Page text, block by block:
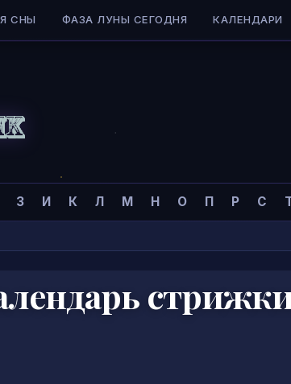
СНЫ ФАЗА ЛУНЫ СЕГОДНЯ КАЛЕНДАРИ
З И К Л М Н О П Р С